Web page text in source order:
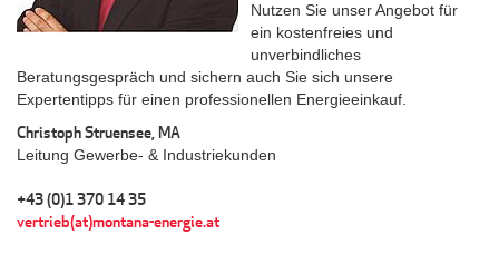
Nutzen Sie unser Angebot für
ein kostenfreies und
unverbindliches
Beratungsgespräch und sichern auch Sie sich unsere
Expertentipps für einen professionellen Energieeinkauf.
Christoph Struensee, MA
Leitung Gewerbe- & Industriekunden
+43 (0)1 370 14 35
vertrieb(at)montana-energie.at